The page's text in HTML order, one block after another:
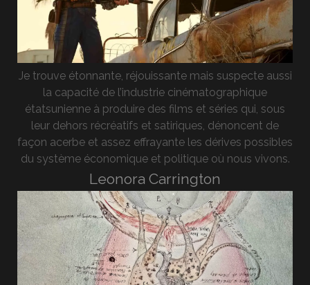
Je trouve étonnante, réjouissante mais suspecte aussi
la capacité de l’industrie cinématographique
étatsunienne à produire des films et séries qui, sous
leur dehors récréatifs et satiriques, dénoncent de
façon acerbe et assez effrayante les dérives possibles
du système économique et politique où nous vivons.
Leonora Carrington